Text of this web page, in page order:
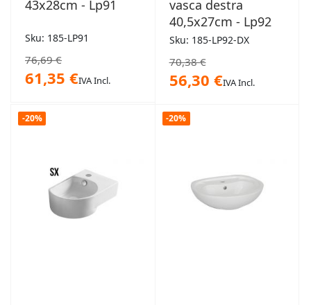
43x28cm - Lp91
Sku: 185-LP91
76,69 €
61,35 €IVA Incl.
vasca destra
40,5x27cm - Lp92
Sku: 185-LP92-DX
70,38 €
56,30 €IVA Incl.
-20% -20%